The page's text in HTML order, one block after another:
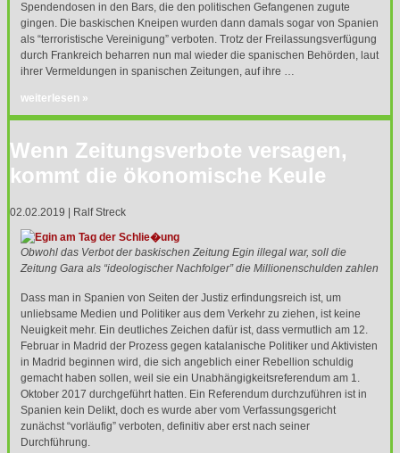
Spendendosen in den Bars, die den politischen Gefangenen zugute
gingen. Die baskischen Kneipen wurden dann damals sogar von Spanien
als “terroristische Vereinigung” verboten. Trotz der Freilassungsverfügung
durch Frankreich beharren nun mal wieder die spanischen Behörden, laut
ihrer Vermeldungen in spanischen Zeitungen, auf ihre …
weiterlesen »
Wenn Zeitungsverbote versagen,
kommt die ökonomische Keule
02.02.2019 | Ralf Streck
Obwohl das Verbot der baskischen Zeitung Egin illegal war, soll die
Zeitung Gara als “ideologischer Nachfolger” die Millionenschulden zahlen
Dass man in Spanien von Seiten der Justiz erfindungsreich ist, um
unliebsame Medien und Politiker aus dem Verkehr zu ziehen, ist keine
Neuigkeit mehr. Ein deutliches Zeichen dafür ist, dass vermutlich am 12.
Februar in Madrid der Prozess gegen katalanische Politiker und Aktivisten
in Madrid beginnen wird, die sich angeblich einer Rebellion schuldig
gemacht haben sollen, weil sie ein Unabhängigkeitsreferendum am 1.
Oktober 2017 durchgeführt hatten. Ein Referendum durchzuführen ist in
Spanien kein Delikt, doch es wurde aber vom Verfassungsgericht
zunächst “vorläufig” verboten, definitiv aber erst nach seiner
Durchführung.